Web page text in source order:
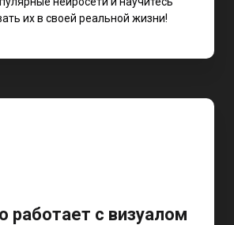
их в своей реальной жизни!
работает с визуалом